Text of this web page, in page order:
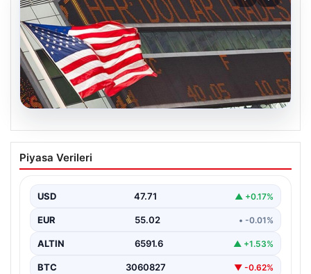
04.08.2026
FED faiz kararı ne zaman açıklanacak?
Nisan ayı faiz beklentisi belli oldu
Piyasa Verileri
USD 47.71 ▲ +0.17%
EUR 55.02 • -0.01%
ALTIN 6591.6 ▲ +1.53%
BTC 3060827 ▼ -0.62%